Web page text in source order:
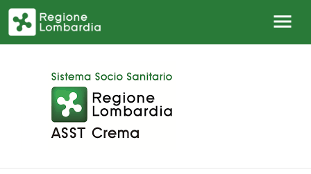
Salta al contenuto principale